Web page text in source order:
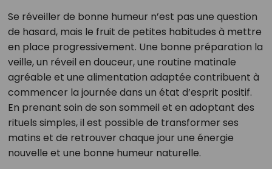
Se réveiller de bonne humeur n’est pas une question
de hasard, mais le fruit de petites habitudes à mettre
en place progressivement. Une bonne préparation la
veille, un réveil en douceur, une routine matinale
agréable et une alimentation adaptée contribuent à
commencer la journée dans un état d’esprit positif.
En prenant soin de son sommeil et en adoptant des
rituels simples, il est possible de transformer ses
matins et de retrouver chaque jour une énergie
nouvelle et une bonne humeur naturelle.